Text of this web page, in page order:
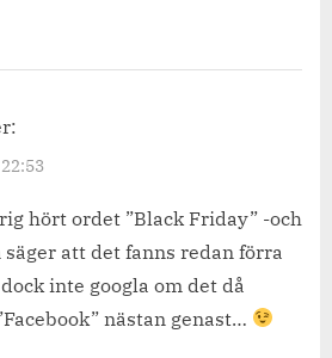
hört ordet ”Black Friday” -och
att det fanns redan förra
inte googla om det då
nästan genast…